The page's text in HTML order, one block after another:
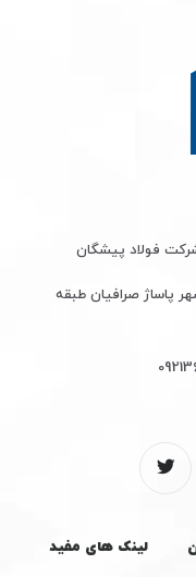
شرکت فولاد پیشگان
پاساژ صرافیان طبقه
لینک های مفید